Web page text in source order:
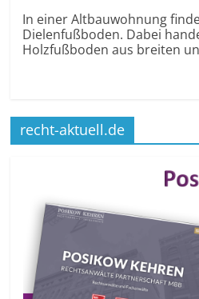
In einer Altbau­wohnung
Dielen­fußboden. Dabei
Holzfußb­oden aus breiten
recht-aktuell.de